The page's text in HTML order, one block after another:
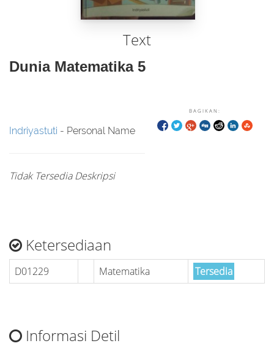
Text
Dunia Matematika 5
BAGIKAN:
Indriyastuti - Personal Name
Tidak Tersedia Deskripsi
Ketersediaan
D01229 Matematika Tersedia
Informasi Detil